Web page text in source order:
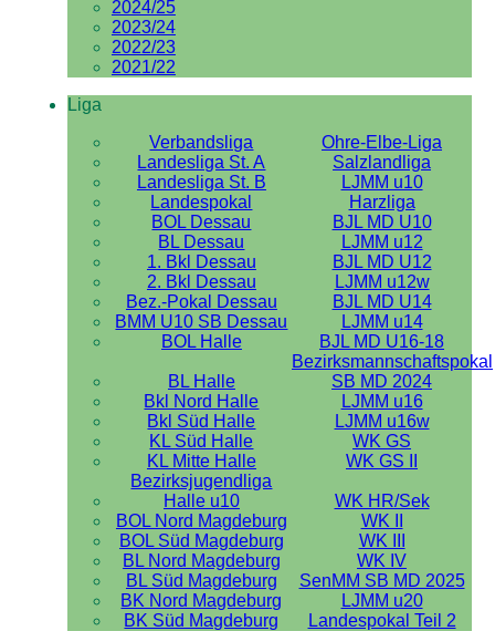
2024/25
2023/24
2022/23
2021/22
Liga
Verbandsliga
Ohre-Elbe-Liga
Landesliga St. A
Salzlandliga
Landesliga St. B
LJMM u10
Landespokal
Harzliga
BOL Dessau
BJL MD U10
BL Dessau
LJMM u12
1. Bkl Dessau
BJL MD U12
2. Bkl Dessau
LJMM u12w
Bez.-Pokal Dessau
BJL MD U14
BMM U10 SB Dessau
LJMM u14
BOL Halle
BJL MD U16-18
BL Halle
Bezirksmannschaftspokal
SB MD 2024
Bkl Nord Halle
LJMM u16
Bkl Süd Halle
LJMM u16w
KL Süd Halle
WK GS
KL Mitte Halle
WK GS II
Bezirksjugendliga
Halle u10
WK HR/Sek
BOL Nord Magdeburg
WK II
BOL Süd Magdeburg
WK III
BL Nord Magdeburg
WK IV
BL Süd Magdeburg
SenMM SB MD 2025
BK Nord Magdeburg
LJMM u20
BK Süd Magdeburg
Landespokal Teil 2